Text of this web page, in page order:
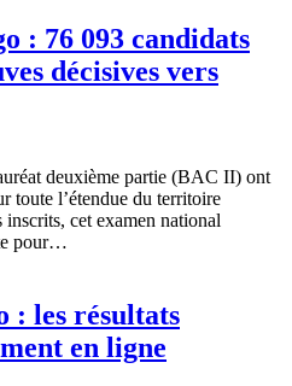
: 76 093 candidats
décisives vers
deuxième partie (BAC II) ont
toute l’étendue du territoire
cet examen national
pour…
: les résultats
en ligne